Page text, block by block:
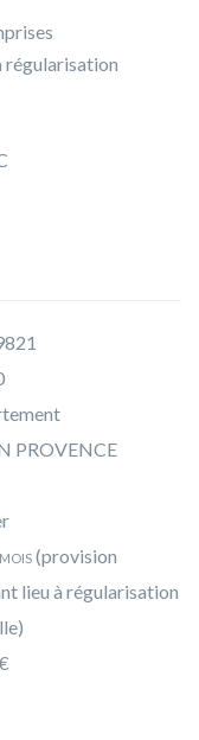
régularisation
PROVENCE
mois(provision
lieu à régularisation